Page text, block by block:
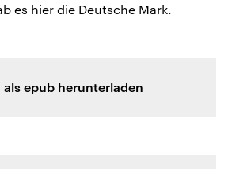
es hier die Deutsche Mark.
als epub herunterladen